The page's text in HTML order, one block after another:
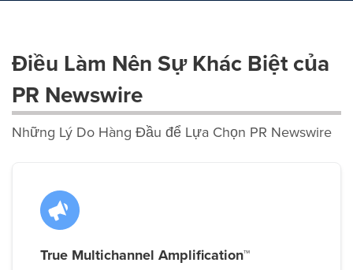
Điều Làm Nên Sự Khác Biệt của
PR Newswire
Những Lý Do Hàng Đầu để Lựa Chọn PR Newswire
True Multichannel Amplification™